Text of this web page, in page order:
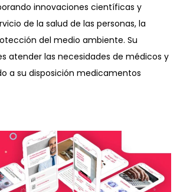
innovaciones científicas y
de la salud de las personas, la
del medio ambiente. Su
atender las necesidades de médicos y
a su disposición medicamentos